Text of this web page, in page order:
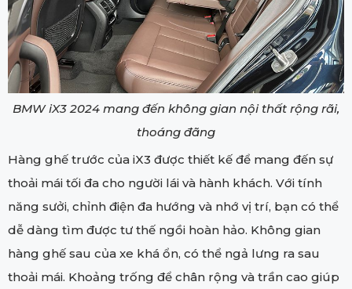
BMW iX3 2024 mang đến không gian nội thất rộng rãi,
thoáng đãng
Hàng ghế trước của iX3 được thiết kế để mang đến sự
thoải mái tối đa cho người lái và hành khách. Với tính
năng sưởi, chỉnh điện đa hướng và nhớ vị trí, bạn có thể
dễ dàng tìm được tư thế ngồi hoàn hảo. Không gian
hàng ghế sau của xe khá ổn, có thể ngả lưng ra sau
thoải mái. Khoảng trống để chân rộng và trần cao giúp